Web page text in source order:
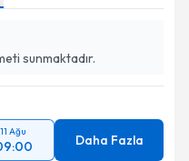
sunmaktadır.
11 Ağu
Daha Fazla